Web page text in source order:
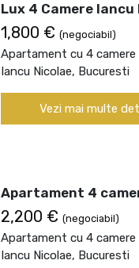
Lux 4 Camere
1,800 € (negociabil)
Apartament cu 4
Iancu Nicolae, Bucuresti
Vezi mai multe
Apartament 4
2,200 € (negociabil)
Apartament cu 4
Iancu Nicolae, Bucuresti